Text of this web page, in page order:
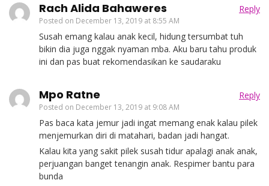
Rach Alida Bahaweres
Posted on December 13, 2019 at 8:55 AM
Reply
Susah emang kalau anak kecil, hidung tersumbat tuh
bikin dia juga nggak nyaman mba. Aku baru tahu produk
ini dan pas buat rekomendasikan ke saudaraku
Mpo Ratne
Posted on December 13, 2019 at 9:08 AM
Reply
Pas baca kata jemur jadi ingat memang enak kalau pilek
menjemurkan diri di matahari, badan jadi hangat.
Kalau kita yang sakit pilek susah tidur apalagi anak anak,
perjuangan banget tenangin anak. Respimer bantu para
bunda